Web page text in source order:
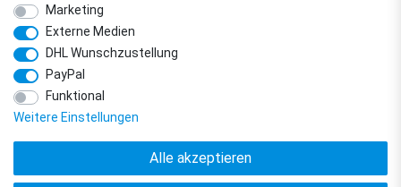
© Copyright 2018 - 2026 filter-direkt. Alle Rechte vorbehalten. / *Alle Preise
verstehen sich inkl. MwSt. und zzgl. Versandkosten.
Marketing
Externe Medien
DHL Wunschzustellung
PayPal
Funktional
Weitere Einstellungen
Alle akzeptieren